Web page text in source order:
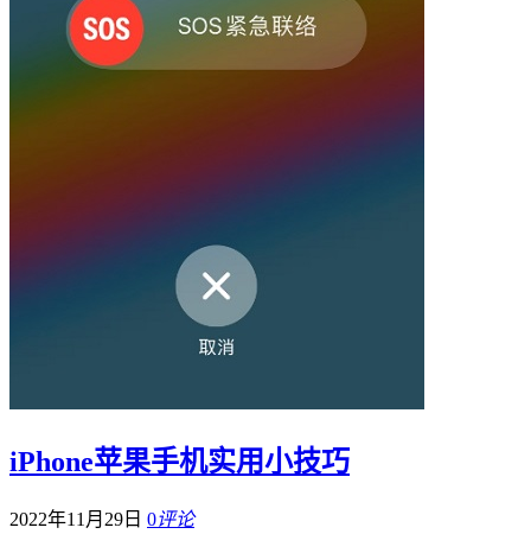
iPhone苹果手机实用小技巧
2022年11月29日 0评论